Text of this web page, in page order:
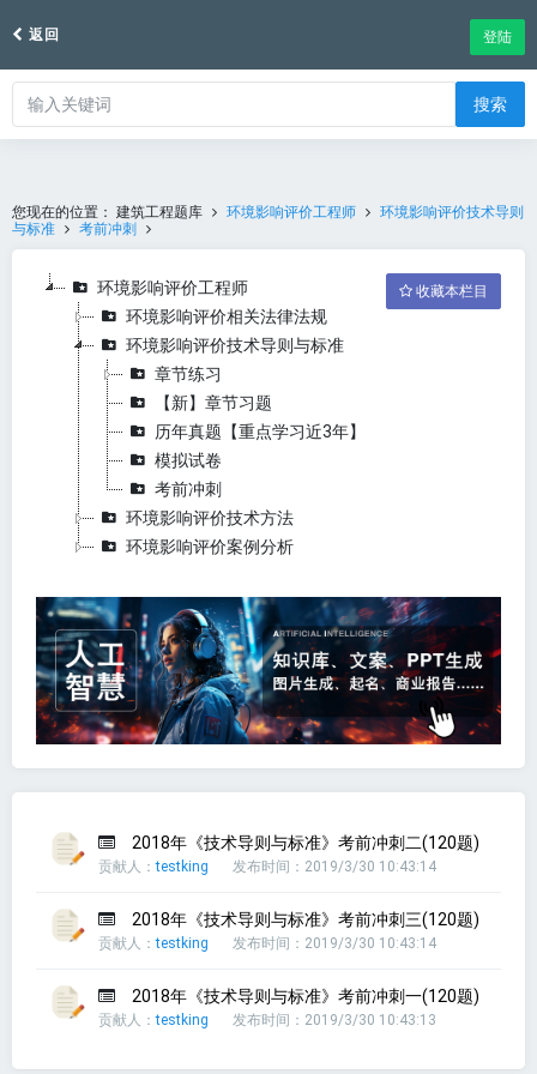
返回 登陆
搜索
您现在的位置： 建筑工程题库 环境影响评价工程师
环境影响评价技术导则
与标准
考前冲刺
收藏本栏目
环境影响评价工程师
环境影响评价相关法律法规
环境影响评价技术导则与标准
章节练习
【新】章节习题
历年真题【重点学习近3年】
模拟试卷
考前冲刺
环境影响评价技术方法
环境影响评价案例分析
2018年《技术导则与标准》考前冲刺二(120题)
贡献人：testking 发布时间：2019/3/30 10:43:14
2018年《技术导则与标准》考前冲刺三(120题)
贡献人：testking 发布时间：2019/3/30 10:43:14
2018年《技术导则与标准》考前冲刺一(120题)
贡献人：testking 发布时间：2019/3/30 10:43:13